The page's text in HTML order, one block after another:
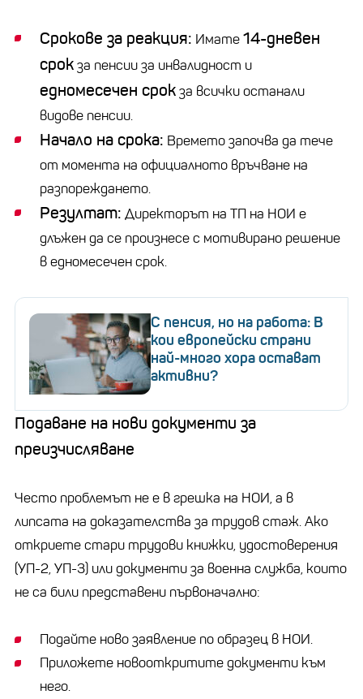
Срокове за реакция: Имате14-дневен
срокза пенсии за инвалидност и
едномесечен срокза всички останали
видове пенсии.
Начало на срока: Времето започва да тече
от момента на официалното връчване на
разпореждането.
Резултат: Директорът на ТП на НОИ е
длъжен да се произнесе с мотивирано решение
в едномесечен срок.
С пенсия, но на работа: В
кои европейски страни
най-много хора остават
активни?
Подаване на нови документи за
преизчисляване
Често проблемът не е в грешка на НОИ, а в
липсата на доказателства за трудов стаж. Ако
откриете стари трудови книжки, удостоверения
(УП-2, УП-3) или документи за военна служба, които
не са били представени първоначално:
Подайте ново заявление по образец в НОИ.
Приложете новооткритите документи към
него.